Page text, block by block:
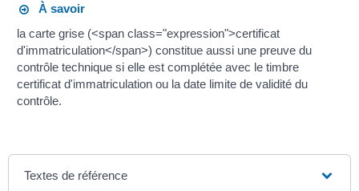
À savoir
la carte grise (<span class="expression">certificat
d'immatriculation</span>) constitue aussi une preuve du
contrôle technique si elle est complétée avec le timbre
certificat d'immatriculation ou la date limite de validité du
contrôle.
Textes de référence